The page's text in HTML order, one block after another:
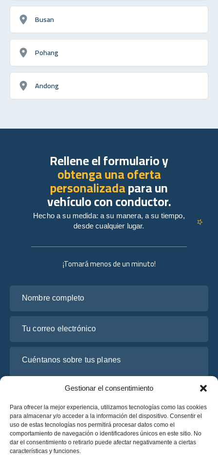
Gestionar el consentimiento
Para ofrecer la mejor experiencia, utilizamos tecnologías como las cookies
para almacenar y/o acceder a la información del dispositivo. Consentir el
uso de estas tecnologías nos permitirá procesar datos como el
comportamiento de navegación o identificadores únicos en este sitio. No
dar el consentimiento o retirarlo puede afectar negativamente a ciertas
características y funciones.
Busan
Pohang
Andong
¡Tomará menos de un minuto!
Rellene el formulario y
obtenga una oferta
personalizadapara un
vehículo con conductor.
Hecho a su medida: a su manera, a su tiempo,
desde cualquier lugar.